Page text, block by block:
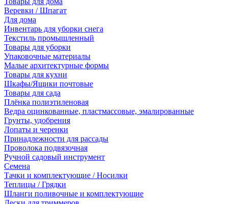
Веревки / Шпагат
Для дома
Инвентарь для уборки снега
Текстиль промышленный
Товары для уборки
Упаковочные материалы
Малые архитектурные формы
Товары для кухни
Шкафы/Ящики почтовые
Товары для сада
Плёнка полиэтиленовая
Ведра оцинкованные, пластмассовые, эмалированные
Грунты, удобрения
Лопаты и черенки
Принадлежности для рассады
Проволока подвязочная
Ручной садовый инструмент
Семена
Тачки и комплектующие / Носилки
Теплицы / Грядки
Шланги поливочные и комплектующие